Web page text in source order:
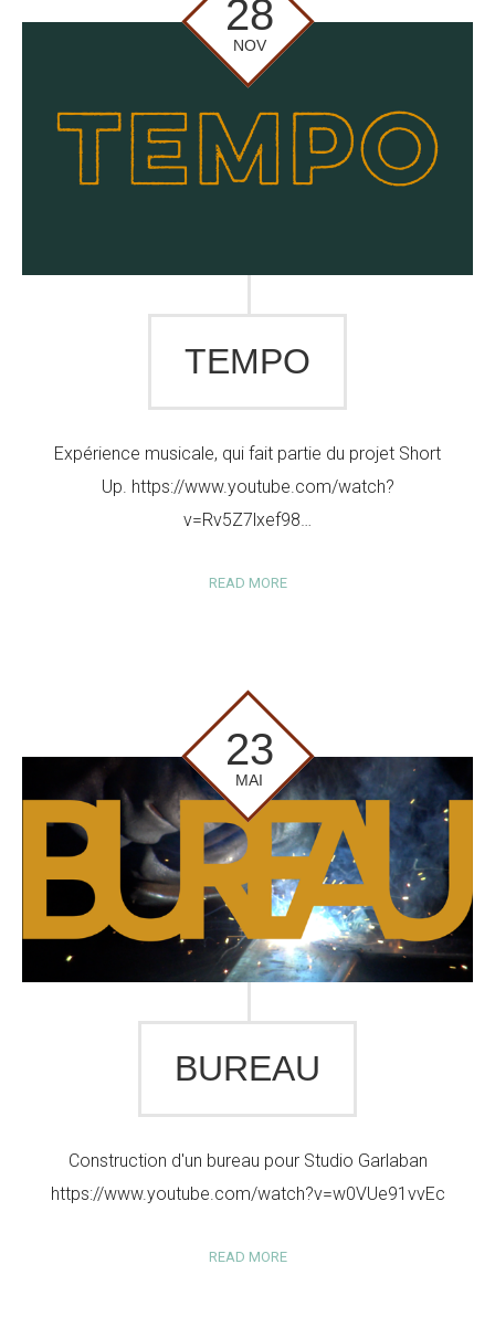
28
NOV
TEMPO
Expérience musicale, qui fait partie du projet Short
Up. https://www.youtube.com/watch?
v=Rv5Z7lxef98…
READ MORE
23
MAI
BUREAU
Construction d'un bureau pour Studio Garlaban
https://www.youtube.com/watch?v=w0VUe91vvEc
READ MORE